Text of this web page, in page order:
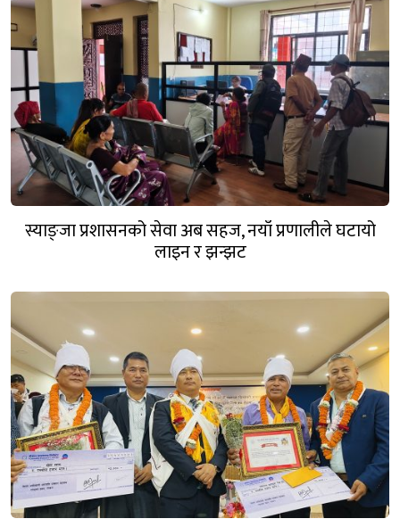
स्याङ्जा प्रशासनको सेवा अब सहज, नयाँ प्रणालीले घटायो
लाइन र झन्झट